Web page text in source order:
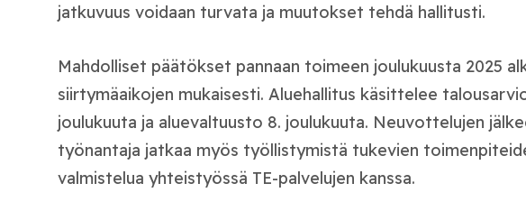
jatkuvuus voidaan turvata ja muutokset tehdä hallitusti.
Mahdolliset päätökset pannaan toimeen joulukuusta 2025
siirtymäaikojen mukaisesti. Aluehallitus käsittelee
joulukuuta ja aluevaltuusto 8. joulukuuta. Neuvottelujen
työnantaja jatkaa myös työllistymistä tukevien
valmistelua yhteistyössä TE-palvelujen kanssa.